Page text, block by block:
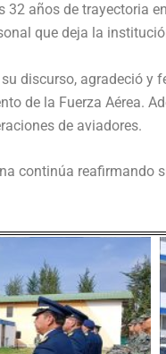
32 años de trayectoria
que deja la
su discurso, agradeció
de la Fuerza Aérea.
de aviadores.
continúa